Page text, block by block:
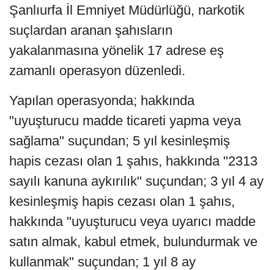
Şanlıurfa İl Emniyet Müdürlüğü, narkotik
suçlardan aranan şahısların
yakalanmasına yönelik 17 adrese eş
zamanlı operasyon düzenledi.
Yapılan operasyonda; hakkında
"uyuşturucu madde ticareti yapma veya
sağlama" suçundan; 5 yıl kesinleşmiş
hapis cezası olan 1 şahıs, hakkında "2313
sayılı kanuna aykırılık" suçundan; 3 yıl 4 ay
kesinleşmiş hapis cezası olan 1 şahıs,
hakkında "uyuşturucu veya uyarıcı madde
satın almak, kabul etmek, bulundurmak ve
kullanmak" suçundan; 1 yıl 8 ay